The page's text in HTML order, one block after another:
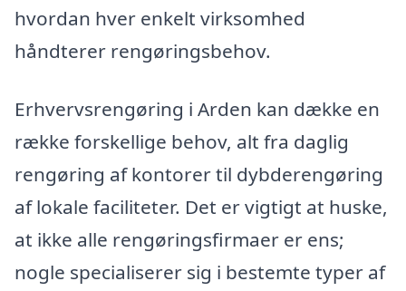
hvordan hver enkelt virksomhed
håndterer rengøringsbehov.
Erhvervsrengøring i Arden kan dække en
række forskellige behov, alt fra daglig
rengøring af kontorer til dybderengøring
af lokale faciliteter. Det er vigtigt at huske,
at ikke alle rengøringsfirmaer er ens;
nogle specialiserer sig i bestemte typer af